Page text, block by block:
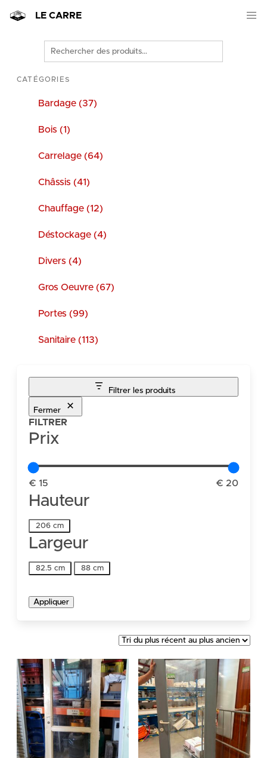
LE CARRE
Rechercher
des
produits
CATÉGORIES
Bardage (37)
Bois (1)
Carrelage (64)
Châssis (41)
Chauffage (12)
Déstockage (4)
Divers (4)
Gros Oeuvre (67)
Portes (99)
Sanitaire (113)
Filtrer les produits
Fermer
FILTRER
Prix
€ 15 € 20
Hauteur
Hauteur
206 cm
Largeur
Largeur
82.5 cm 88 cm
Appliquer